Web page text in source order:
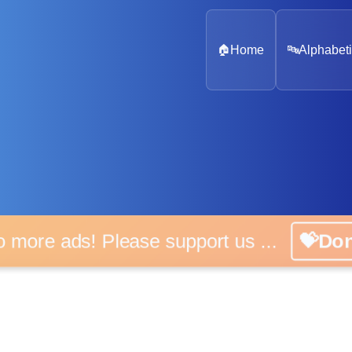
🏠 Home 🔤
ads! Please support us ...